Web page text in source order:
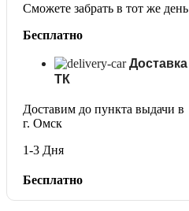
Сможете забрать в тот же день
Бесплатно
Доставка
ТК
Доставим до пункта выдачи в
г. Омск
1-3 Дня
Бесплатно